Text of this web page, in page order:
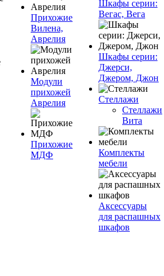
Прихожие
Вилена,
Аврелия
Модули
прихожей
Аврелия
Прихожие
МДФ
Шкафы серии:
Вегас, Вега
Шкафы серии:
Джерси,
Джером, Джон
Стеллажи
Стеллажи
Вита
Комплекты
мебели
Аксессуары
для распашных
шкафов